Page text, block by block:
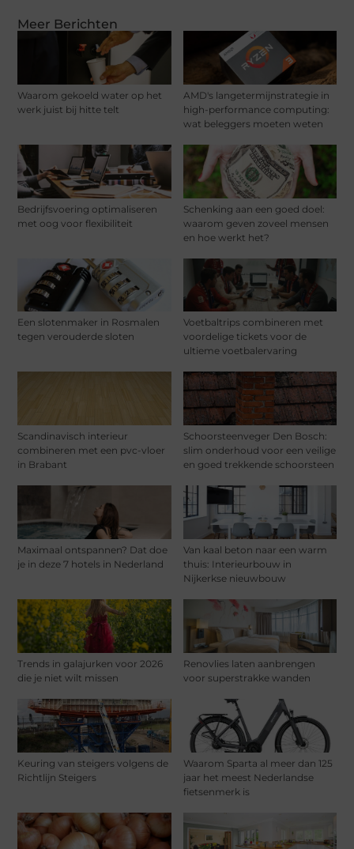
Meer Berichten
Waarom gekoeld water op het
werk juist bij hitte telt
AMD's langetermijnstrategie in
high-performance computing:
wat beleggers moeten weten
Bedrijfsvoering optimaliseren
met oog voor flexibiliteit
Schenking aan een goed doel:
waarom geven zoveel mensen
en hoe werkt het?
Een slotenmaker in Rosmalen
tegen verouderde sloten
Voetbaltrips combineren met
voordelige tickets voor de
ultieme voetbalervaring
Scandinavisch interieur
combineren met een pvc-vloer
in Brabant
Schoorsteenveger Den Bosch:
slim onderhoud voor een veilige
en goed trekkende schoorsteen
Maximaal ontspannen? Dat doe
je in deze 7 hotels in Nederland
Van kaal beton naar een warm
thuis: Interieurbouw in
Nijkerkse nieuwbouw
Trends in galajurken voor 2026
die je niet wilt missen
Renovlies laten aanbrengen
voor superstrakke wanden
Keuring van steigers volgens de
Richtlijn Steigers
Waarom Sparta al meer dan 125
jaar het meest Nederlandse
fietsenmerk is